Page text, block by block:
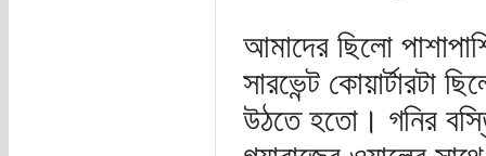
আমাদের ছিলো
সারভেন্ট কোয়ার্টারটা
উঠতে হতো। গনির